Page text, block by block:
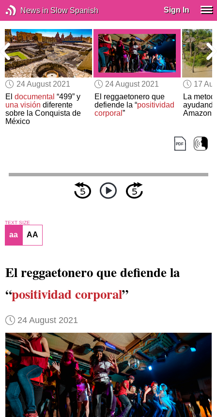
News in Slow Spanish Sign In
24 August 2021
Eldocumental “499” y
una visión diferente
sobre la Conquista de
México
24 August 2021
El reggaetonero que
defiende la “positividad
corporal ”
17
La
TEXT SIZE
aa AA
El reggaetonero que defiende la
“positividad corporal”
24 August 2021